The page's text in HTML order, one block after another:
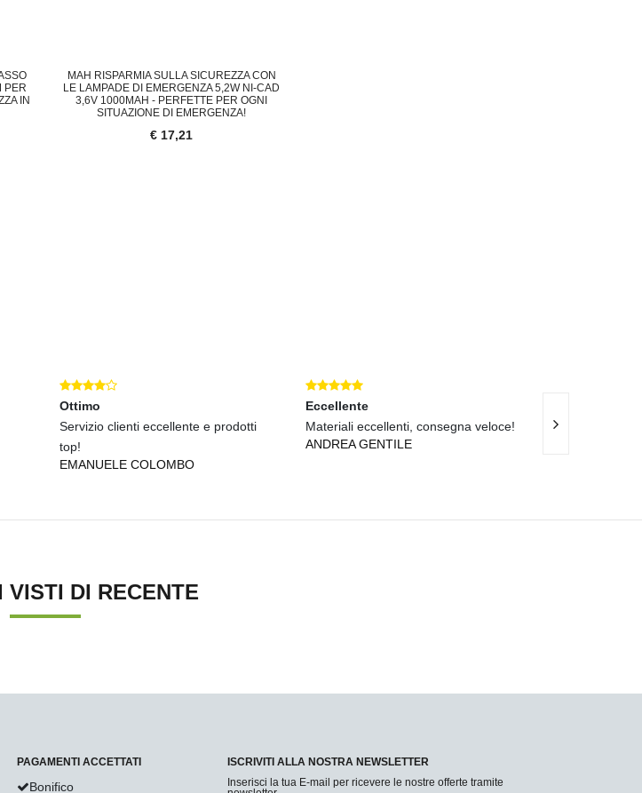
PER
IN
MAH RISPARMIA SULLA SICUREZZA CON
LE LAMPADE DI EMERGENZA 5,2W NI-CAD
3,6V 1000MAH - PERFETTE PER OGNI
SITUAZIONE DI EMERGENZA!
€ 17,21
Ottimo
Servizio clienti eccellente e prodotti
top!
EMANUELE COLOMBO
Eccellente
Materiali eccellenti, consegna veloce!
ANDREA GENTILE
Materiali di
VISTI DI RECENTE
PAGAMENTI ACCETTATI
Bonifico
ISCRIVITI ALLA NOSTRA NEWSLETTER
Inserisci la tua E-mail per ricevere le nostre offerte tramite